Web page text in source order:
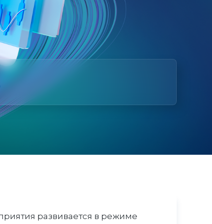
развивается в режиме